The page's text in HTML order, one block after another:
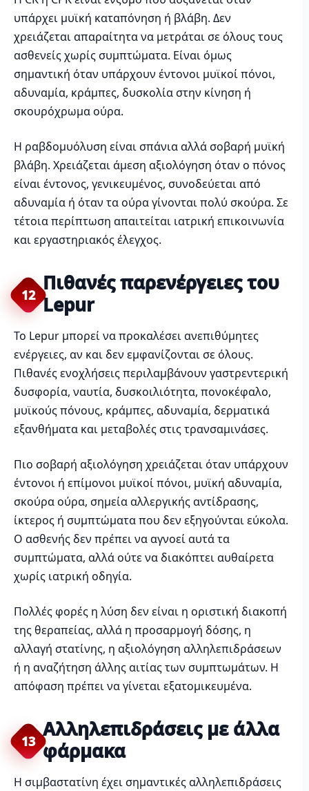
υπάρχει μυϊκή καταπόνηση ή βλάβη. Δεν
χρειάζεται απαραίτητα να μετράται σε όλους τους
ασθενείς χωρίς συμπτώματα. Είναι όμως
σημαντική όταν υπάρχουν έντονοι μυϊκοί πόνοι,
αδυναμία, κράμπες, δυσκολία στην κίνηση ή
σκουρόχρωμα ούρα.
Η ραβδομυόλυση είναι σπάνια αλλά σοβαρή μυϊκή
βλάβη. Χρειάζεται άμεση αξιολόγηση όταν ο πόνος
είναι έντονος, γενικευμένος, συνοδεύεται από
αδυναμία ή όταν τα ούρα γίνονται πολύ σκούρα. Σε
τέτοια περίπτωση απαιτείται ιατρική επικοινωνία
και εργαστηριακός έλεγχος.
12 Πιθανές παρενέργειες του
Lepur
Το Lepur μπορεί να προκαλέσει ανεπιθύμητες
ενέργειες, αν και δεν εμφανίζονται σε όλους.
Πιθανές ενοχλήσεις περιλαμβάνουν γαστρεντερική
δυσφορία, ναυτία, δυσκοιλιότητα, πονοκέφαλο,
μυϊκούς πόνους, κράμπες, αδυναμία, δερματικά
εξανθήματα και μεταβολές στις τρανσαμινάσες.
Πιο σοβαρή αξιολόγηση χρειάζεται όταν υπάρχουν
έντονοι ή επίμονοι μυϊκοί πόνοι, μυϊκή αδυναμία,
σκούρα ούρα, σημεία αλλεργικής αντίδρασης,
ίκτερος ή συμπτώματα που δεν εξηγούνται εύκολα.
Ο ασθενής δεν πρέπει να αγνοεί αυτά τα
συμπτώματα, αλλά ούτε να διακόπτει αυθαίρετα
χωρίς ιατρική οδηγία.
Πολλές φορές η λύση δεν είναι η οριστική διακοπή
της θεραπείας, αλλά η προσαρμογή δόσης, η
αλλαγή στατίνης, η αξιολόγηση αλληλεπιδράσεων
ή η αναζήτηση άλλης αιτίας των συμπτωμάτων. Η
απόφαση πρέπει να γίνεται εξατομικευμένα.
13 Αλληλεπιδράσεις με άλλα
φάρμακα
Η σιμβαστατίνη έχει σημαντικές αλληλεπιδράσεις